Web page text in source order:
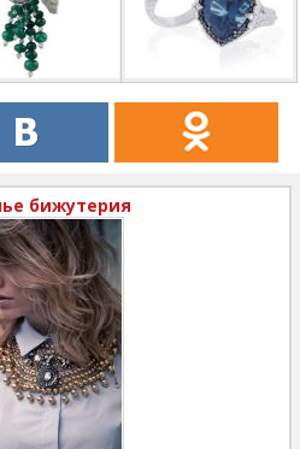
бижутерия